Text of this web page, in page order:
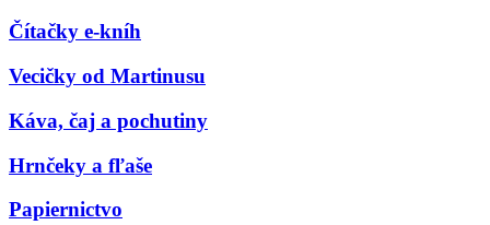
Čítačky e-kníh
Vecičky od Martinusu
Káva, čaj a pochutiny
Hrnčeky a fľaše
Papiernictvo